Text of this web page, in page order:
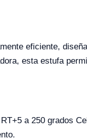
eficiente,
esta estufa
a 250 grados